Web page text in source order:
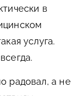
в
услуга.
радовал, а не